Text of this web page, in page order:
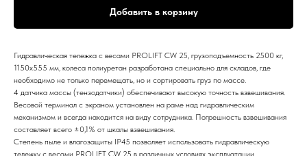
Добавить в корзину
Гидравлическая тележка с весами PROLIFT CW 25, грузоподъемность 2500 кг,
1150х555 мм, колеса полиуретан разработана специально для складов, где
необходимо не только перемещать, но и сортировать груз по массе.
4 датчика массы (тензодатчики) обеспечивают высокую точность взвешивания.
Весовой терминал с экраном установлен на раме над гидравлическим
механизмом и всегда находится на виду сотрудника. Погрешность взвешивания
составляет всего ±0,1% от шкалы взвешивания.
Степень пыле и влагозащиты IP45 позволяет использовать гидравлическую
тележку с весами PROLIFT CW 25 в различных условиях эксплуатации.